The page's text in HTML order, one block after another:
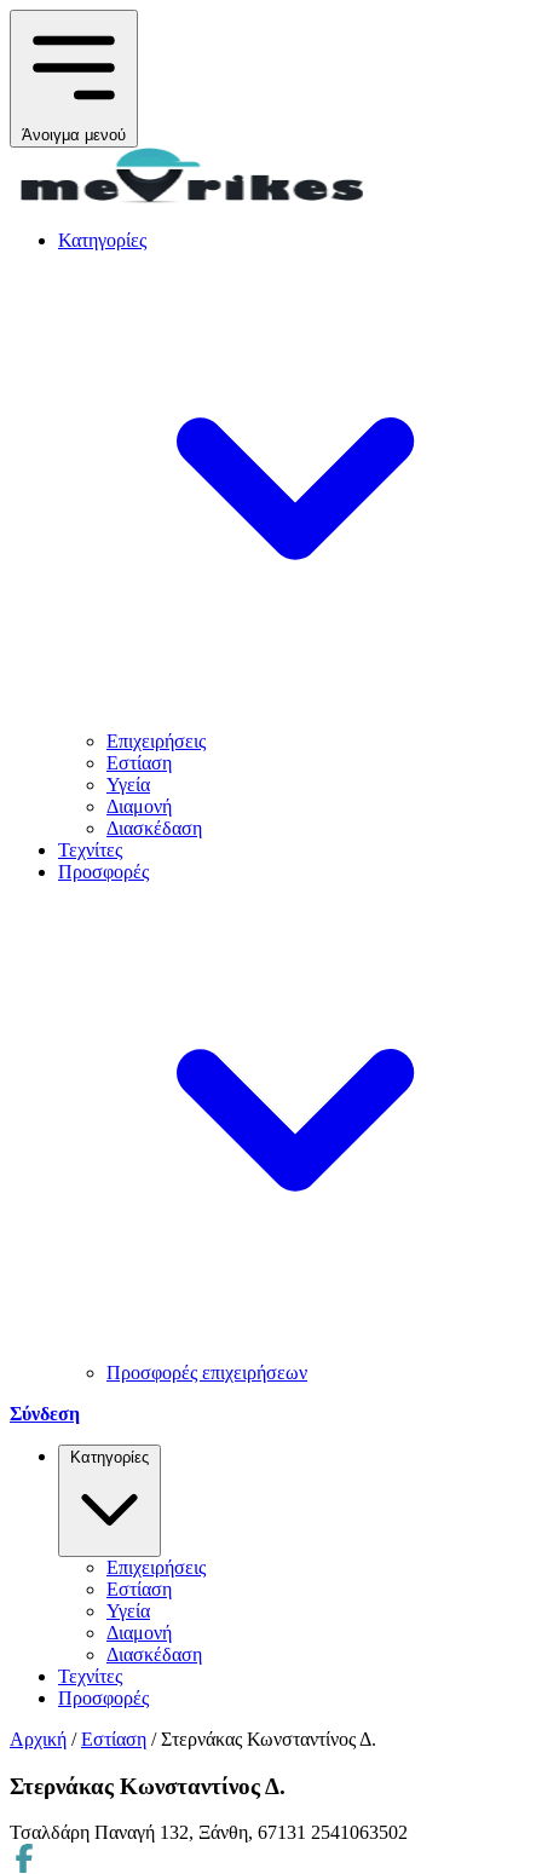
Άνοιγμα μενού
Κατηγορίες
Επιχειρήσεις
Εστίαση
Υγεία
Διαμονή
Διασκέδαση
Τεχνίτες
Προσφορές
Προσφορές επιχειρήσεων
Σύνδεση
Κατηγορίες
Επιχειρήσεις
Εστίαση
Υγεία
Διαμονή
Διασκέδαση
Τεχνίτες
Προσφορές
Αρχική / Εστίαση / Στερνάκας Κωνσταντίνος Δ.
Στερνάκας Κωνσταντίνος Δ.
Τσαλδάρη Παναγή 132, Ξάνθη, 67131 2541063502